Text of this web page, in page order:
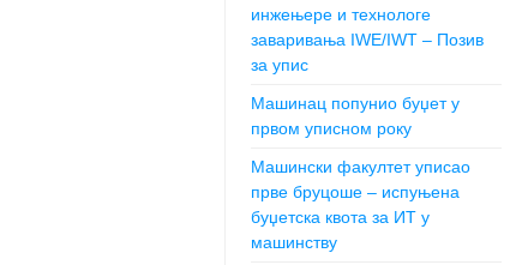
инжењере и технологе
заваривања IWE/IWT – Позив
за упис
Машинац попунио буџет у
првом уписном року
Машински факултет уписао
прве бруцоше – испуњена
буџетска квота за ИТ у
машинству